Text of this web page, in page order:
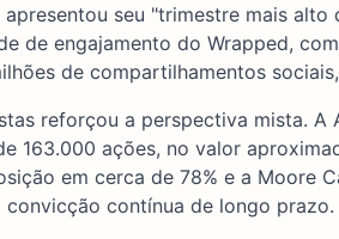
seu "trimestre mais
de engajamento do Wrapped,
de compartilhamentos
reforçou a perspectiva mista. A
163.000 ações, no valor
em cerca de 78% e a Moore
contínua de longo prazo.